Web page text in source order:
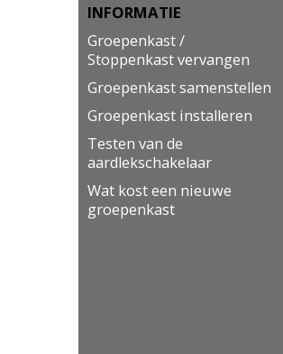
INFORMATIE
Groepenkast /
Stoppenkast vervangen
Groepenkast samenstellen
Groepenkast installeren
Testen van de
aardlekschakelaar
Wat kost een nieuwe
groepenkast